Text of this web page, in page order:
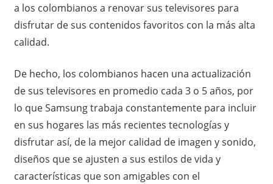
a los colombianos a renovar sus televisores para
disfrutar de sus contenidos favoritos con la más alta
calidad.
De hecho, los colombianos hacen una actualización
de sus televisores en promedio cada 3 o 5 años, por
lo que Samsung trabaja constantemente para incluir
en sus hogares las más recientes tecnologías y
disfrutar así, de la mejor calidad de imagen y sonido,
diseños que se ajusten a sus estilos de vida y
características que son amigables con el